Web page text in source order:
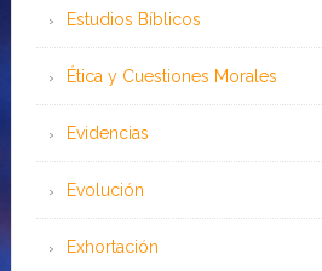
Estudios Bíblicos
Ética y Cuestiones Morales
Evidencias
Evolución
Exhortación